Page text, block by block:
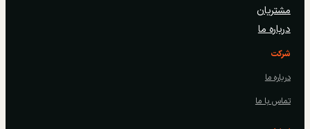
مشتریان
درباره ما
شرکت
درباره ما
تماس با ما